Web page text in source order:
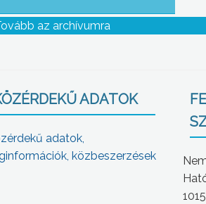
az archívumra
ADATOK
adatok,
közbeszerzések